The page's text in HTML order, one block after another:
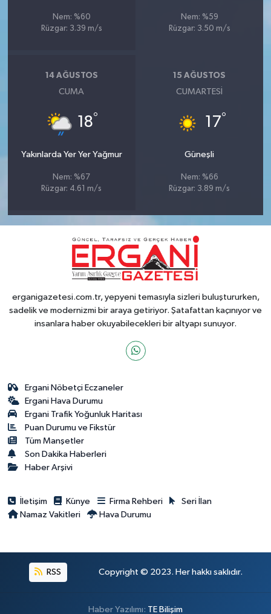
Nem: %60
Rüzgar: 3.39 m/s
Nem: %59
Rüzgar: 3.50 m/s
14 AĞUSTOS
CUMA
18°
Yakınlarda Yer Yer Yağmur
Nem: %67
Rüzgar: 4.61 m/s
15 AĞUSTOS
CUMARTESI
17°
Güneşli
Nem: %66
Rüzgar: 3.89 m/s
erganigazetesi.com.tr, yepyeni temasıyla sizleri buluştururken,
sadelik ve modernizmi bir araya getiriyor. Şatafattan kaçınıyor ve
insanlara haber okuyabilecekleri bir altyapı sunuyor.
Ergani Nöbetçi Eczaneler
Ergani Hava Durumu
Ergani Trafik Yoğunluk Haritası
Puan Durumu ve Fikstür
Tüm Manşetler
Son Dakika Haberleri
Haber Arşivi
İletişim Künye Firma Rehberi
Seri İlan
Namaz Vakitleri
Hava Durumu
RSS Copyright © 2023. Her hakkı saklıdır.
Haber Yazılımı: TE Bilişim